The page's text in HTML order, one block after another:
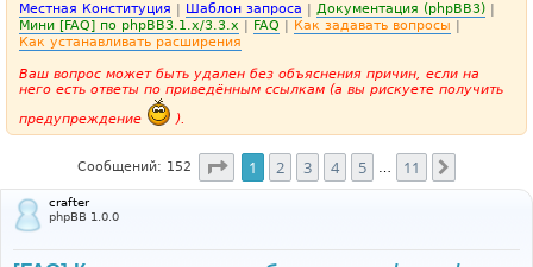
Местная Конституция | Шаблон запроса | Документация (phpBB3) |
Мини [FAQ] по phpBB3.1.x/3.3.x | FAQ | Как задавать вопросы |
Как устанавливать расширения
Ваш вопрос может быть удален без объяснения причин, если на
него есть ответы по приведённым ссылкам (а вы рискуете получить
предупреждение
).
Сообщений: 152 Страница 1 из11
1 2 3 4 5 11
crafter
phpBB 1.0.0